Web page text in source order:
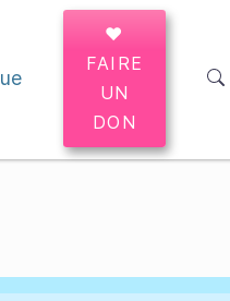
♥
FAIRE
UN
DON